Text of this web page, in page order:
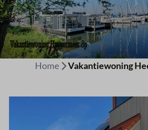
Vakantiewoning Heegermeer 8p
Home Vakantiewoning